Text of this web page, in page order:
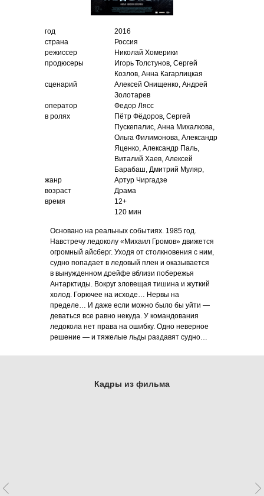
год
страна
режиссер
продюсеры
сценарий
оператор
в ролях
жанр
возраст
время
2016
Россия
Николай Хомерики
Игорь Толстунов, Сергей
Козлов, Анна Кагарлицкая
Алексей Онищенко, Андрей
Золотарев
Федор Лясс
Пётр Фёдоров, Сергей
Пускепалис, Анна Михалкова,
Ольга Филимонова, Александр
Яценко, Александр Паль,
Виталий Хаев, Алексей
Барабаш, Дмитрий Муляр,
Артур Чиргадзе
Драма
12+
120 мин
Основано на реальных событиях. 1985 год.
Навстречу ледоколу «Михаил Громов» движется
огромный айсберг. Уходя от столкновения с ним,
судно попадает в ледовый плен и оказывается
в вынужденном дрейфе вблизи побережья
Антарктиды. Вокруг зловещая тишина и жуткий
холод. Горючее на исходе… Нервы на
пределе… И даже если можно было бы уйти —
деваться все равно некуда. У командования
ледокола нет права на ошибку. Одно неверное
решение — и тяжелые льды раздавят судно…
Кадры из фильма